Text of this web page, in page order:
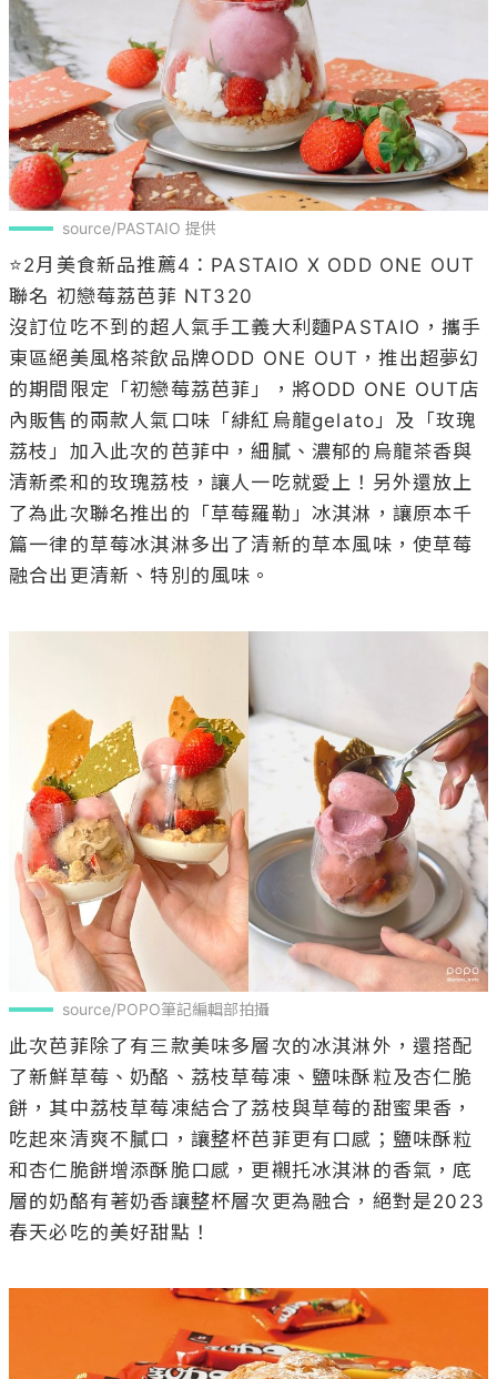
source/PASTAIO 提供
⭐️2月美食新品推薦4：PASTAIO X ODD ONE OUT
聯名 初戀莓荔芭菲 NT320
沒訂位吃不到的超人氣手工義大利麵PASTAIO，攜手
東區絕美風格茶飲品牌ODD ONE OUT，推出超夢幻
的期間限定「初戀莓荔芭菲」，將ODD ONE OUT店
內販售的兩款人氣口味「緋紅烏龍gelato」及「玫瑰
荔枝」加入此次的芭菲中，細膩、濃郁的烏龍茶香與
清新柔和的玫瑰荔枝，讓人一吃就愛上！另外還放上
了為此次聯名推出的「草莓羅勒」冰淇淋，讓原本千
篇一律的草莓冰淇淋多出了清新的草本風味，使草莓
融合出更清新、特別的風味。
source/POPO筆記編輯部拍攝
此次芭菲除了有三款美味多層次的冰淇淋外，還搭配
了新鮮草莓、奶酪、荔枝草莓凍、鹽味酥粒及杏仁脆
餅，其中荔枝草莓凍結合了荔枝與草莓的甜蜜果香，
吃起來清爽不膩口，讓整杯芭菲更有口感；鹽味酥粒
和杏仁脆餅增添酥脆口感，更襯托冰淇淋的香氣，底
層的奶酪有著奶香讓整杯層次更為融合，絕對是2023
春天必吃的美好甜點！